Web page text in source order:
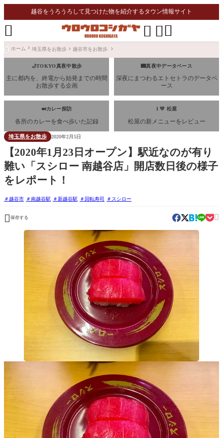
越谷をうろうろして見つけた物を紹介するタウン情報サイト
 

 ホーム 埼玉県をお散歩 越谷市をお散歩
🌙TOKYO真夜中散歩
主に都内を、終電から始発までの時間
お散歩する企画
🌃真夜中データベース
深夜にまつわるエトセトラのデータベ
ース
🍛カレー探訪
各所のカレーを食べ歩いた記録
I 💛 松屋
松屋の新メニューをレビュー
埼玉県をお散歩 2020年2月5日
【2020年1月23日オープン】駅近なのが有り
難い「スシロー 南越谷店」開店数日後の様子
をレポート！
越谷市 南越谷駅 新越谷駅 回転寿司 スシロー
 保存する 